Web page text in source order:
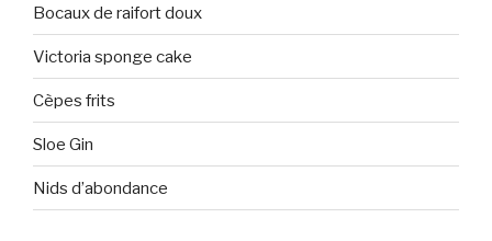
Bocaux de raifort doux
Victoria sponge cake
Cèpes frits
Sloe Gin
Nids d’abondance